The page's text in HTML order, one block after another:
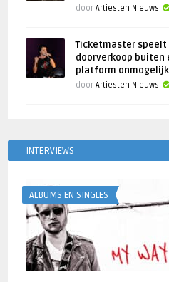
door Artiesten Nieuws
Ticketmaster speelt
doorverkoop buiten
platform onmogelijk
door Artiesten Nieuws
INTERVIEWS
ALBUMS EN SINGLES